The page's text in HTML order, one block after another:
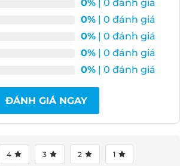
ĐÁNH GIÁ TRUNG BÌNH
0%| 0 đánh giá
0%| 0 đánh giá
0%| 0 đánh giá
0%| 0 đánh giá
ĐÁNH GIÁ NGAY